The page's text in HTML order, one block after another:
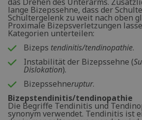
lange Bizepssehne, dass der
Schultergelenk zu weit nach oben
Proximale Bizepsverletzungen
Kategorien unterteilen:
Bizeps tendinitis/tendinopathie.
Instabilität der Bizepssehne (
Dislokation).
Bizepssehneruptur.
Bizepstendinitis/tendinopathie
Die Begriffe Tendinitis und
synonym verwendet. Tendinitis ist